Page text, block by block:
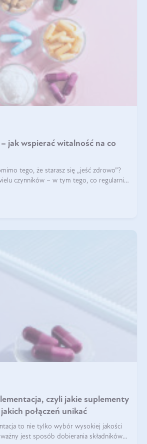
jak wspierać witalność na co
tego, że starasz się „jeść zdrowo”?
czynników – w tym tego, co regularnie
czyli jakie suplementy
połączeń unikać
to nie tylko wybór wysokiej jakości
jest sposób dobierania składników